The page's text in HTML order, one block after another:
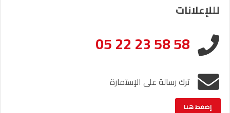
لللإعلانات
05 22 23 58 58
ترك رسالة على الإستمارة
إضغط هنا